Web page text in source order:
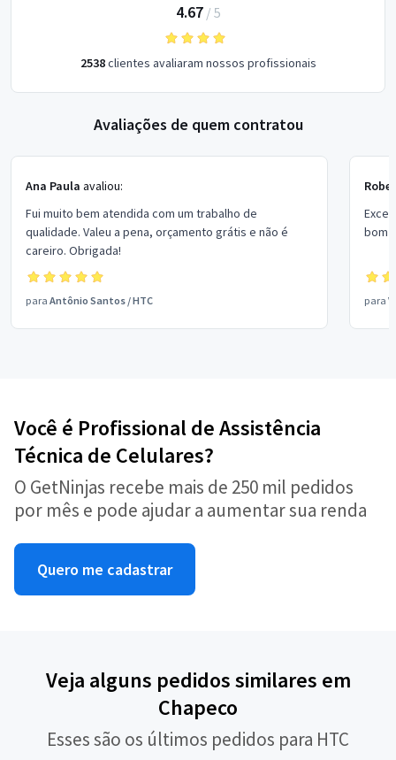
4.67/ 5
2538clientes avaliaram nossos profissionais
Avaliações de quem contratou
Ana Paula avaliou:
Fui muito bem atendida com um trabalho de
qualidade. Valeu a pena, orçamento grátis e não é
careiro. Obrigada!
para Antônio Santos /HTC
bom
para
Você é Profissional de Assistência
Técnica de Celulares?
O GetNinjas recebe mais de 250 mil pedidos
por mês e pode ajudar a aumentar sua renda
Quero me cadastrar
Veja alguns pedidos similares em
Chapeco
Esses são os últimos pedidos para HTC